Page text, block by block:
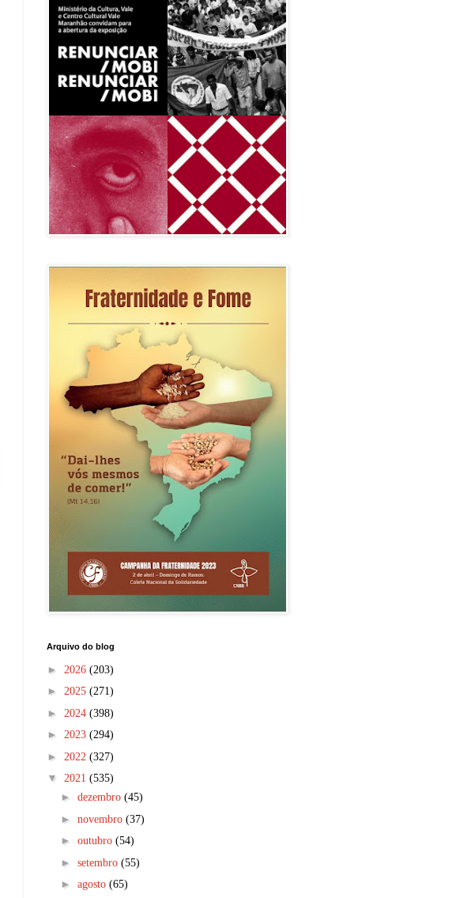
Arquivo do blog
► 2026 (203)
► 2025 (271)
► 2024 (398)
► 2023 (294)
► 2022 (327)
▼ 2021 (535)
► dezembro (45)
► novembro (37)
► outubro (54)
► setembro (55)
► agosto (65)